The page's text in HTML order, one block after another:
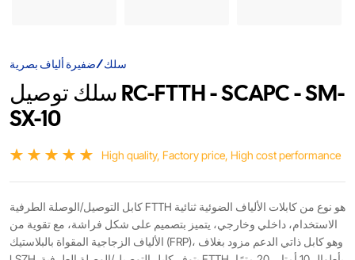
سلك/ضفيرة ألياف بصرية
سلك توصيل RC-FTTH - SCAPC - SM-
SX-10
High quality, Factory price, High cost performance
كابل التوصيل/الوصلة الطرفية FTTH هو نوع من كابلات الألياف الضوئية ثنائية
الاستخدام، داخلي وخارجي، يتميز بتصميم على شكل فراشة، مع تقوية من
الألياف الزجاجية المقواة بالبلاستيك (FRP)، وهو كابل ذاتي الدعم مزود بغلاف